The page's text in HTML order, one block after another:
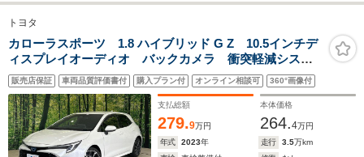
トヨタ
カローラスポーツ 1.8 ハイブリッド G Z 10.5インチデ
ィスプレイオーディオ バックカメラ 衝突軽減システ
ム 禁煙車 シートヒーター LEDヘッドライト レー
ダークルーズコントロール クリアランスソナー 純正
18インチアルミホイール
販売店保証 車両品質評価書付 購入プラン付 オンライン相談可 360°画像付
支払総額
279.9万円
本体価格
264.4万円
年式
2023年 走行 3.5万km